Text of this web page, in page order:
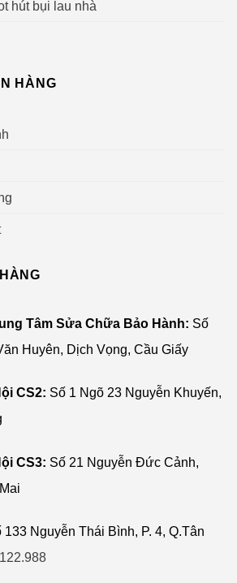
hút bụi lau nhà
HÀNG
Tâm Sửa Chữa Bảo Hành: Số
Huyên, Dịch Vọng, Cầu Giấy
CS2: Số 1 Ngõ 23 Nguyễn Khuyến,
CS3: Số 21 Nguyễn Đức Cảnh,
133 Nguyễn Thái Bình, P. 4, Q.Tân